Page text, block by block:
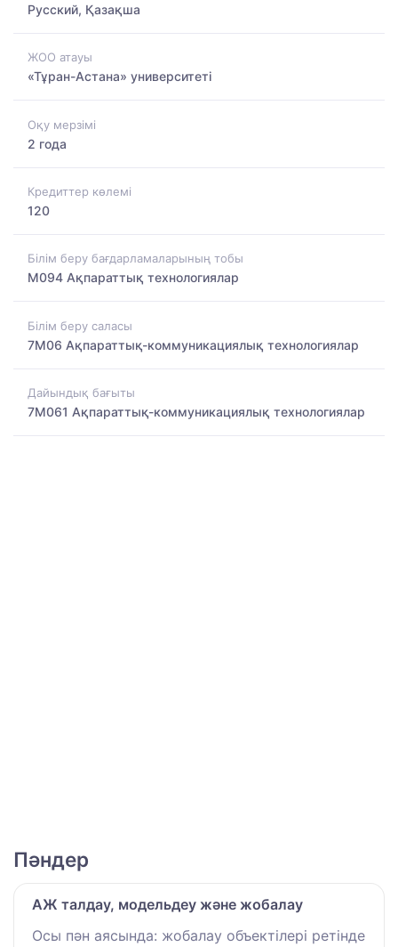
Русский, Қазақша
ЖОО атауы
«Тұран-Астана» университеті
Оқу мерзімі
2 года
Кредиттер көлемі
120
Білім беру бағдарламаларының тобы
M094 Ақпараттық технологиялар
Білім беру саласы
7M06 Ақпараттық-коммуникациялық технологиялар
Дайындық бағыты
7M061 Ақпараттық-коммуникациялық технологиялар
Пәндер
АЖ талдау, модельдеу және жобалау
Осы пән аясында: жобалау объектілері ретінде